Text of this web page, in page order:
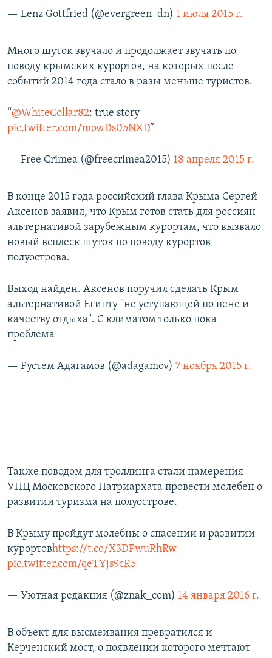
— Lenz Gottfried (@evergreen_dn) 1 июля 2015 г.
Много шуток звучало и продолжает звучать по
поводу крымских курортов, на которых после
событий 2014 года стало в разы меньше туристов.
“@WhiteCollar82: true story
pic.twitter.com/mowDs05NXD”
— Free Crimea (@freecrimea2015) 18 апреля 2015 г.
В конце 2015 года российский глава Крыма Сергей
Аксенов заявил, что Крым готов стать для россиян
альтернативой зарубежным курортам, что вызвало
новый всплеск шуток по поводу курортов
полуострова.
Выход найден. Аксенов поручил сделать Крым
альтернативой Египту "не уступающей по цене и
качеству отдыха". С климатом только пока
проблема
— Рустем Адагамов (@adagamov) 7 ноября 2015 г.
Также поводом для троллинга стали намерения
УПЦ Московского Патриархата провести молебен о
развитии туризма на полуострове.
В Крыму пройдут молебны о спасении и развитии
курортовhttps://t.co/X3DPwuRhRw
pic.twitter.com/qeTYjs9cR5
— Уютная редакция (@znak_com) 14 января 2016 г.
В объект для высмеивания превратился и
Керченский мост, о появлении которого мечтают